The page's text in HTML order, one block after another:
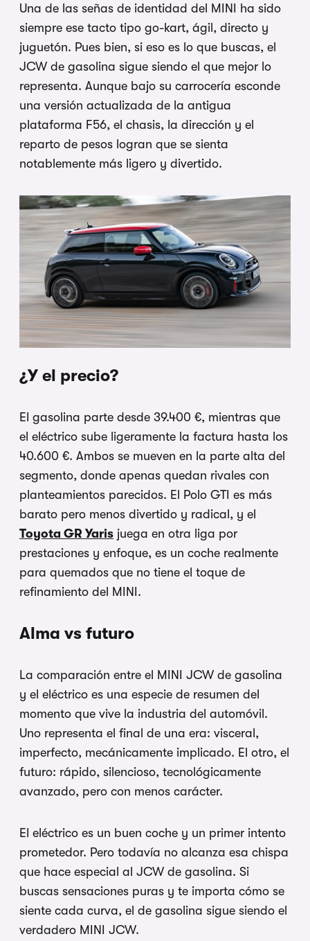
Una de las señas de identidad del MINI ha sido
siempre ese tacto tipo go-kart, ágil, directo y
juguetón. Pues bien, si eso es lo que buscas, el
JCW de gasolina sigue siendo el que mejor lo
representa. Aunque bajo su carrocería esconde
una versión actualizada de la antigua
plataforma F56, el chasis, la dirección y el
reparto de pesos logran que se sienta
notablemente más ligero y divertido.
¿Y el precio?
El gasolina parte desde 39.400 €, mientras que
el eléctrico sube ligeramente la factura hasta los
40.600 €. Ambos se mueven en la parte alta del
segmento, donde apenas quedan rivales con
planteamientos parecidos. El Polo GTI es más
barato pero menos divertido y radical, y el
Toyota GR Yaris juega en otra liga por
prestaciones y enfoque, es un coche realmente
para quemados que no tiene el toque de
refinamiento del MINI.
Alma vs futuro
La comparación entre el MINI JCW de gasolina
y el eléctrico es una especie de resumen del
momento que vive la industria del automóvil.
Uno representa el final de una era: visceral,
imperfecto, mecánicamente implicado. El otro, el
futuro: rápido, silencioso, tecnológicamente
avanzado, pero con menos carácter.
El eléctrico es un buen coche y un primer intento
prometedor. Pero todavía no alcanza esa chispa
que hace especial al JCW de gasolina. Si
buscas sensaciones puras y te importa cómo se
siente cada curva, el de gasolina sigue siendo el
verdadero MINI JCW.